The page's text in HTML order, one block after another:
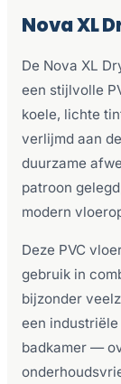
Nova XL
De Nova XL
een stijlvolle
koele, lichte
verlijmd aan
duurzame
patroon
modern
Deze PVC
gebruik in
bijzonder
een
badkamer —